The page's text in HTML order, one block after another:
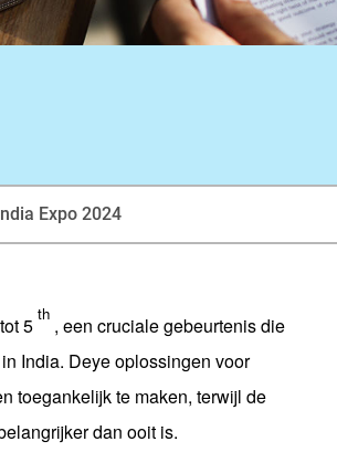
Expo 2024
tot 5 th , een cruciale gebeurtenis die
India. Deye oplossingen voor
toegankelijk te maken, terwijl de
dan ooit is.